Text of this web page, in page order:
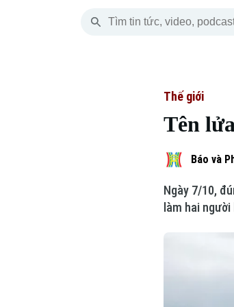
Hà Nội
Chính trị
Xã hội
An ninh
Thế giới
Tên
Báo và
Ngày 7/10,
làm hai